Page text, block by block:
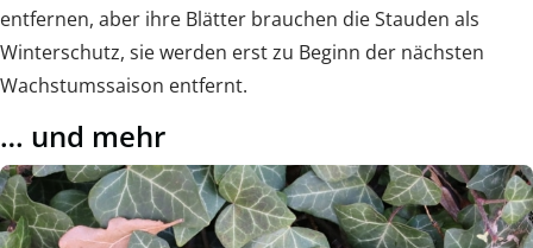
entfernen, aber ihre Blätter brauchen die Stauden als
Winterschutz, sie werden erst zu Beginn der nächsten
Wachstumssaison entfernt.
… und mehr